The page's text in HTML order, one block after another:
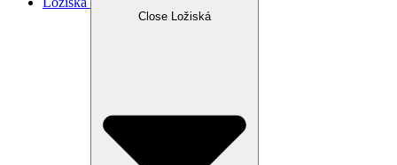
Close Ložiská